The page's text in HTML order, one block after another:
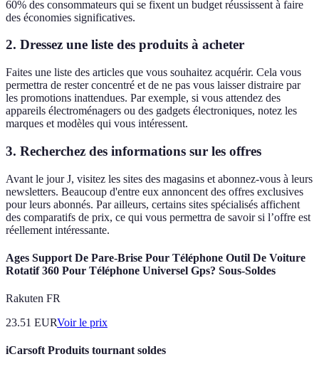
60% des consommateurs qui se fixent un budget réussissent à faire
des économies significatives.
2. Dressez une liste des produits à acheter
Faites une liste des articles que vous souhaitez acquérir. Cela vous
permettra de rester concentré et de ne pas vous laisser distraire par
les promotions inattendues. Par exemple, si vous attendez des
appareils électroménagers ou des gadgets électroniques, notez les
marques et modèles qui vous intéressent.
3. Recherchez des informations sur les offres
Avant le jour J, visitez les sites des magasins et abonnez-vous à leurs
newsletters. Beaucoup d'entre eux annoncent des offres exclusives
pour leurs abonnés. Par ailleurs, certains sites spécialisés affichent
des comparatifs de prix, ce qui vous permettra de savoir si l’offre est
réellement intéressante.
Ages Support De Pare-Brise Pour Téléphone Outil De Voiture
Rotatif 360 Pour Téléphone Universel Gps? Sous-Soldes
Rakuten FR
23.51 EURVoir le prix
iCarsoft Produits tournant soldes